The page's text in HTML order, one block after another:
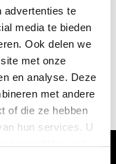
advertenties te
media te bieden
Ook delen we
met onze
en analyse. Deze
met andere
of die ze hebben
hun services. U
In de verte
de musketten om je
ga je op gehoor af
in je schouder.
van het bloed. Geen
naar de